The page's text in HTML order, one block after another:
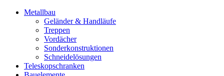
Metallbau
Geländer & Handläufe
Treppen
Vordächer
Sonderkonstruktionen
Schneidelösungen
Teleskopschranken